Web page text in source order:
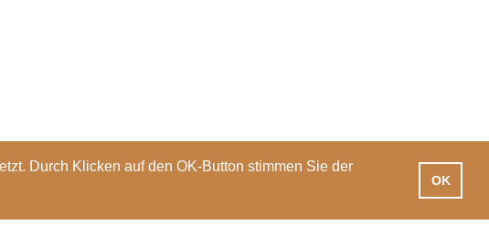
Durch Klicken auf den OK-Button stimmen Sie der
OK